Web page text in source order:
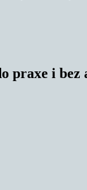
praxe i bez